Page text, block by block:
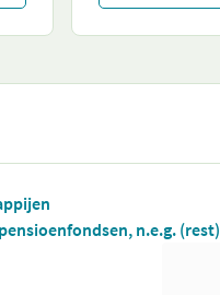
n.e.g. (rest)